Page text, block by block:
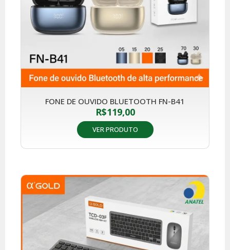
FONE DE OUVIDO BLUETOOTH FN-B41
R$119,00
VER PRODUTO